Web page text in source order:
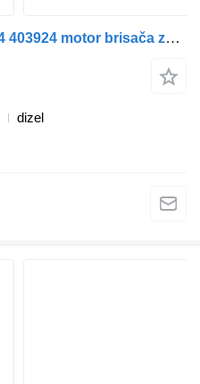
Valeo XF105 (01.05-) 403.924 403924 motor brisača za DAF XF95, XF105 (2001-2014) tegljača
dizel